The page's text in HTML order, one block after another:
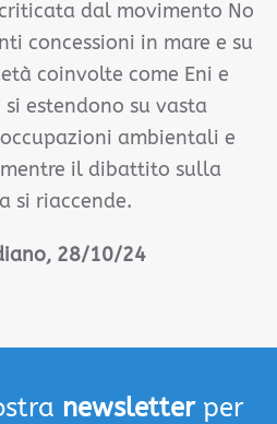
dal movimento No
concessioni in mare e su
coinvolte come Eni e
estendono su vasta
ambientali e
il dibattito sulla
si riaccende.
28/10/24
newsletterper